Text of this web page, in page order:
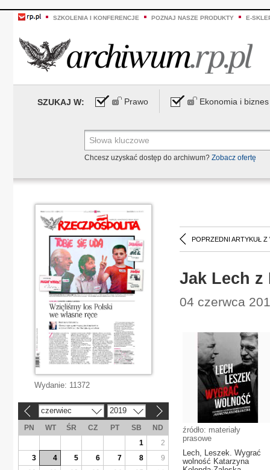
SZKOLENIA I KONFERENCJE POZNAJ NASZE PRODUKTY E-
SZUKAJ W: Prawo Ekonomia i biznes
Chcesz uzyskać dostęp do archiwum? Zobacz ofertę
POPRZEDNI ARTYKUŁ Z
Jak Lech z
04 czerwca
źródło: materiały
prasowe
Lech, Leszek. Wygrać
wolność Katarzyna
Wydanie: 11372
czerwiec 2019
PN WT ŚR CZ PT SB
ND
1
2
3
4 5 6 7 8
9